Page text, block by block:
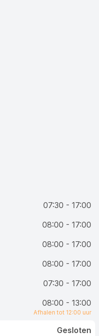
07:30 - 17:00
08:00 - 17:00
08:00 - 17:00
08:00 - 17:00
07:30 - 17:00
08:00 - 13:00
Afhalen tot 12:00 uur
Gesloten